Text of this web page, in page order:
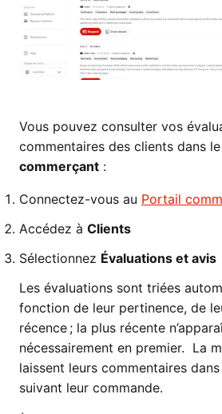
Vous pouvez consulter vos
commentaires des clients dans le
commerçant :
Connectez-vous au Portail
Accédez à Clients
Sélectionnez Évaluations et avis
Les évaluations sont triées
fonction de leur pertinence, de
récence ; la plus récente
nécessairement en premier. La
laissent leurs commentaires
suivant leur commande.